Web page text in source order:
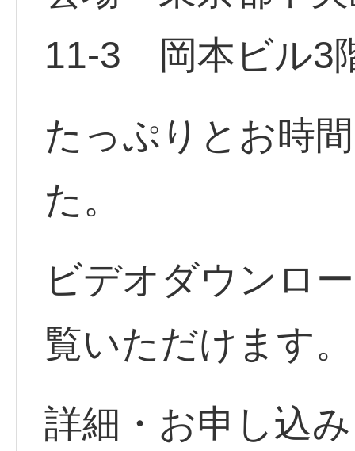
11-3 岡本ビル3
たっぷりとお時
た。
ビデオダウンロ
覧いただけます。
詳細・お申し込